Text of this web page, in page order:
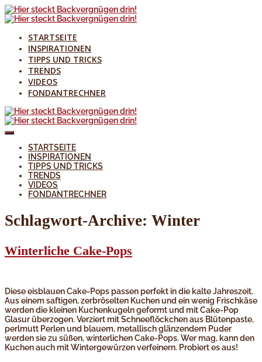
STARTSEITE
INSPIRATIONEN
TIPPS UND TRICKS
TRENDS
VIDEOS
FONDANTRECHNER
STARTSEITE
INSPIRATIONEN
TIPPS UND TRICKS
TRENDS
VIDEOS
FONDANTRECHNER
Schlagwort-Archive: Winter
Winterliche Cake-Pops
Diese eisblauen Cake-Pops passen perfekt in die kalte Jahreszeit.
Aus einem saftigen, zerbröselten Kuchen und ein wenig Frischkäse
werden die kleinen Kuchenkugeln geformt und mit Cake-Pop
Glasur überzogen. Verziert mit Schneeflöckchen aus Blütenpaste,
perlmutt Perlen und blauem, metallisch glänzendem Puder
werden sie zu süßen, winterlichen Cake-Pops. Wer mag, kann den
Kuchen auch mit Wintergewürzen verfeinern. Probiert es aus!